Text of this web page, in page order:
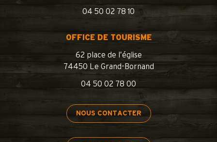
04 50 02 78 10
OFFICE DE TOURISME
62 place de l’église
74450 Le Grand-Bornand
04 50 02 78 00
NOUS CONTACTER